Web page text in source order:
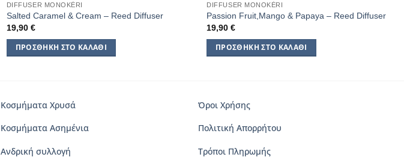
DIFFUSER MONOKÈRI
Salted Caramel & Cream – Reed Diffuser
19,90 €
ΠΡΟΣΘΉΚΗ ΣΤΟ ΚΑΛΆΘΙ
DIFFUSER MONOKÈRI
Passion Fruit,Mango & Papaya – Reed Diffuser
19,90€
ΠΡΟΣΘΉΚΗ ΣΤΟ ΚΑΛΆΘΙ
Κοσμήματα Χρυσά
Κοσμήματα Ασημένια
Ανδρική συλλογή
Όροι Χρήσης
Πολιτική Απορρήτου
Τρόποι Πληρωμής